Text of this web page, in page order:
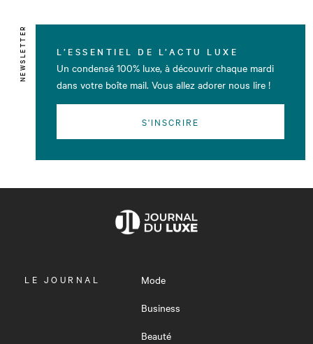
NEWSLETTER L’ESSENTIEL DE L’ACTU LUXE
Un condensé 100% luxe, à découvrir chaque mardi
dans votre boîte mail. Vous allez adorer nous lire !
S'INSCRIRE
OUVRIR
LE JOURNAL
Mode
Business
Beauté